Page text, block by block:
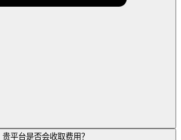
贵平台是否会收取费用？